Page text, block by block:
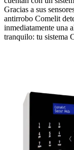
Gracias a sus
antirrobo Comelit
inmediatamente una
tranquilo: tu sistema